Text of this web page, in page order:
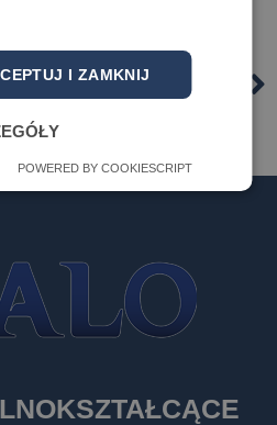
I ZAMKNIJ
POWERED BY COOKIESCRIPT